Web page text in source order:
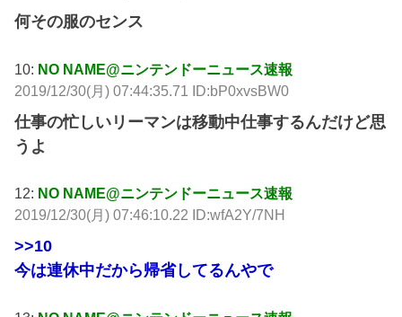
何その服のセンス
10: NO NAME@ニンテンドーニュース速報
2019/12/30(月) 07:44:35.71 ID:bP0xvsBW0
仕事の忙しいリーマンは移動中仕事するんだけど思
うよ
12: NO NAME@ニンテンドーニュース速報
2019/12/30(月) 07:46:10.22 ID:wfA2Y/7NH
>>10
今は連休中だから帰省してるんやで